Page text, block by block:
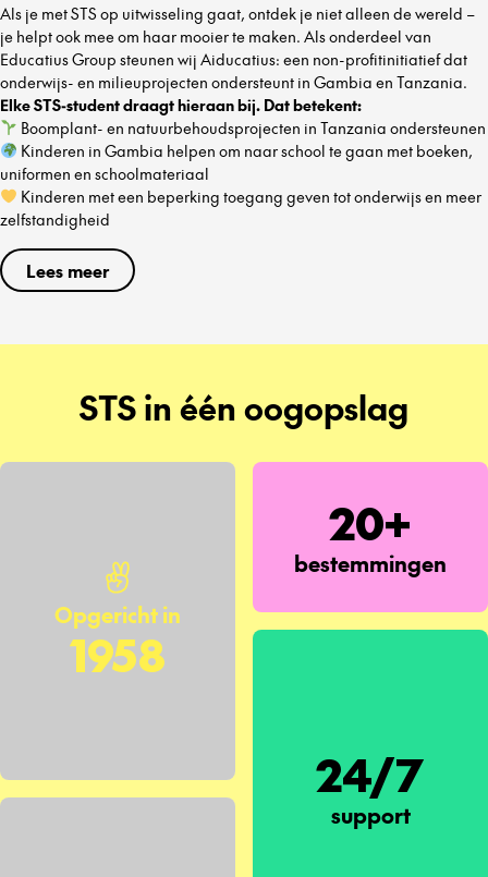
Als je met STS op uitwisseling gaat, ontdek je niet alleen de wereld –
je helpt ook mee om haar mooier te maken. Als onderdeel van
Educatius Group steunen wij Aiducatius: een non-profitinitiatief dat
onderwijs- en milieuprojecten ondersteunt in Gambia en Tanzania.
Elke STS-student draagt hieraan bij. Dat betekent:
Boomplant- en natuurbehoudsprojecten in Tanzania ondersteunen
Kinderen in Gambia helpen om naar school te gaan met boeken,
uniformen en schoolmateriaal
Kinderen met een beperking toegang geven tot onderwijs en meer
zelfstandigheid
Lees meer
STS in één oogopslag
Opgericht in
1958
20+
bestemmingen
24/7
support